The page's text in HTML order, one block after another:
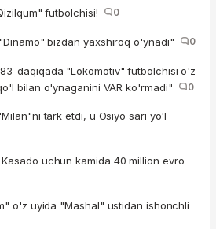
futbolchisi! 0
bizdan yaxshiroq o'ynadi" 0
daqiqada "Lokomotiv" futbolchisi o'z
bilan o'ynaganini VAR ko'rmadi"
0
tark etdi, u Osiyo sari yo'l
uchun kamida 40 million evro
o'z uyida "Mashal" ustidan ishonchli